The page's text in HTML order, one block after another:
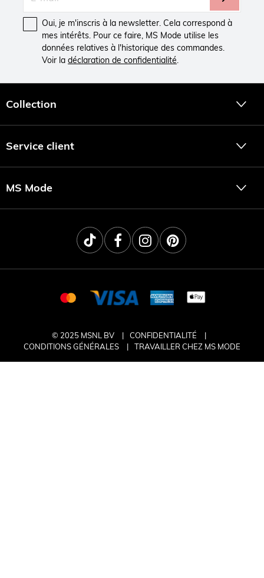
Oui, je m'inscris à la newsletter. Cela correspond à
mes intérêts. Pour ce faire, MS Mode utilise les
données relatives à l'historique des commandes.
Voir la déclaration de confidentialité.
Collection
Service client
MS Mode
© 2025 MSNL BV
CONFIDENTIALITÉ
CONDITIONS GÉNÉRALES
TRAVAILLER CHEZ MS MODE